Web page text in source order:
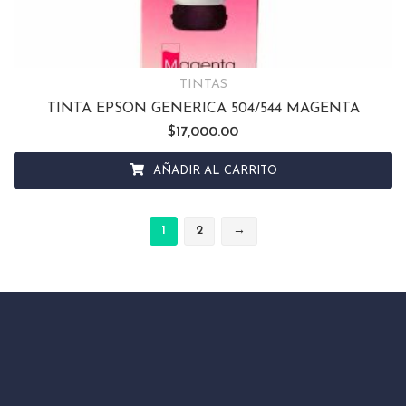
TINTAS
TINTA EPSON GENERICA 504/544 MAGENTA
$17,000.00
AÑADIR AL CARRITO
1 2 →